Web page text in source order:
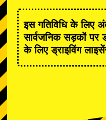
इस गतिविधि के लिए
सार्वजनिक सड़कों पर
के लिए ड्राइविंग